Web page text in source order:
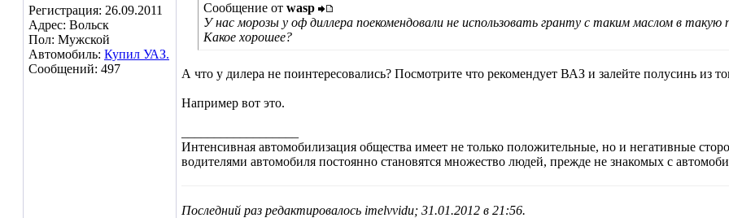
Регистрация: 26.09.2011
Адрес: Вольск
Пол: Мужской
Автомобиль: Купил УАЗ.
Сообщений: 497
Сообщение от wasp
У нас морозы у оф диллера поекомендовали не использовать гранту с таким маслом в такую
Какое хорошее?
А что у дилера не поинтересовались? Посмотрите что рекомендует ВАЗ и залейте полусинь из
Например вот это.
Интенсивная автомобилизация общества имеет не только положительные, но и негативные
водителями автомобиля постоянно становятся множество людей, прежде не знакомых с
Последний раз редактировалось imelvvidu; 31.01.2012 в 21:56.